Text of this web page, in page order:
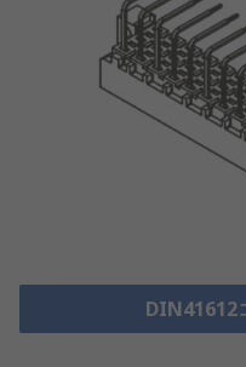
DIN41612